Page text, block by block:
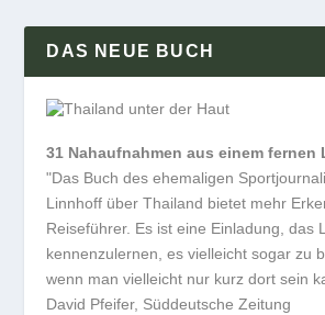
DAS NEUE BUCH
31 Nahaufnahmen aus einem fernen
"Das Buch des ehemaligen
Linnhoff über Thailand bietet mehr
Reiseführer. Es ist eine Einladung, das
kennenzulernen, es vielleicht sogar zu
wenn man vielleicht nur kurz dort sein
David Pfeifer, Süddeutsche Zeitung